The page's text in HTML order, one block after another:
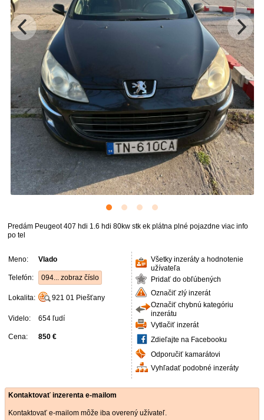
Predám Peugeot 407 hdi 1.6 hdi 80kw stk ek plátna plné pojazdne viac info
po tel
Meno: Vlado
Telefón: 094... zobraz číslo
Lokalita: 921 01 Piešťany
Videlo: 654 ľudí
Cena: 850 €
Všetky inzeráty a hodnotenie
užívateľa
Pridať do obľúbených
Označiť zlý inzerát
Označiť chybnú kategóriu
inzerátu
Vytlačiť inzerát
Zdieľajte na Facebooku
Odporučiť kamarátovi
Vyhľadať podobné inzeráty
Kontaktovať inzerenta e-mailom
Kontaktovať e-mailom môže iba overený užívateľ.